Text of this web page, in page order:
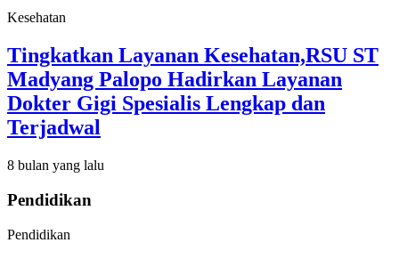
Kesehatan
Tingkatkan Layanan Kesehatan,RSU ST
Madyang Palopo Hadirkan Layanan
Dokter Gigi Spesialis Lengkap dan
Terjadwal
8 bulan yang lalu
Pendidikan
Pendidikan